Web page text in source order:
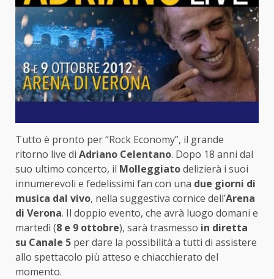
Tutto è pronto per “Rock Economy”, il grande
ritorno live di Adriano Celentano. Dopo 18 anni dal
suo ultimo concerto, il Molleggiatodelizierà i suoi
innumerevoli e fedelissimi fan con una due giorni di
musica dal vivo, nella suggestiva cornice dell’Arena
di Verona. Il doppio evento, che avrà luogo domani e
martedì (8 e 9 ottobre), sarà trasmesso in diretta
su Canale 5 per dare la possibilità a tutti di assistere
allo spettacolo più atteso e chiacchierato del
momento.